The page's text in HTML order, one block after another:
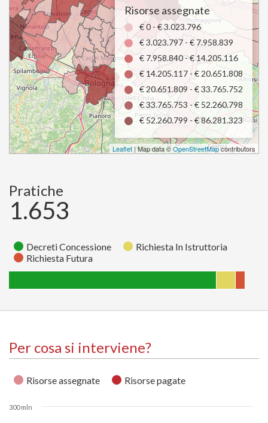
Risorse assegnate
€ 0 - € 3.023.796
€ 3.023.797 - € 7.958.839
€ 7.958.840 - € 14.205.116
€ 14.205.117 - € 20.651.808
€ 20.651.809 - € 33.765.752
€ 33.765.753 - € 52.260.798
€ 52.260.799 - € 86.281.323
Leaflet | Map data ©OpenStreetMapcontributors
Pratiche
1.653
Decreti Concessione
Richiesta In Istruttoria
Richiesta Futura
Stato
In
Per cosa si interviene?
Risorse assegnate Risorse pagate
300 mln